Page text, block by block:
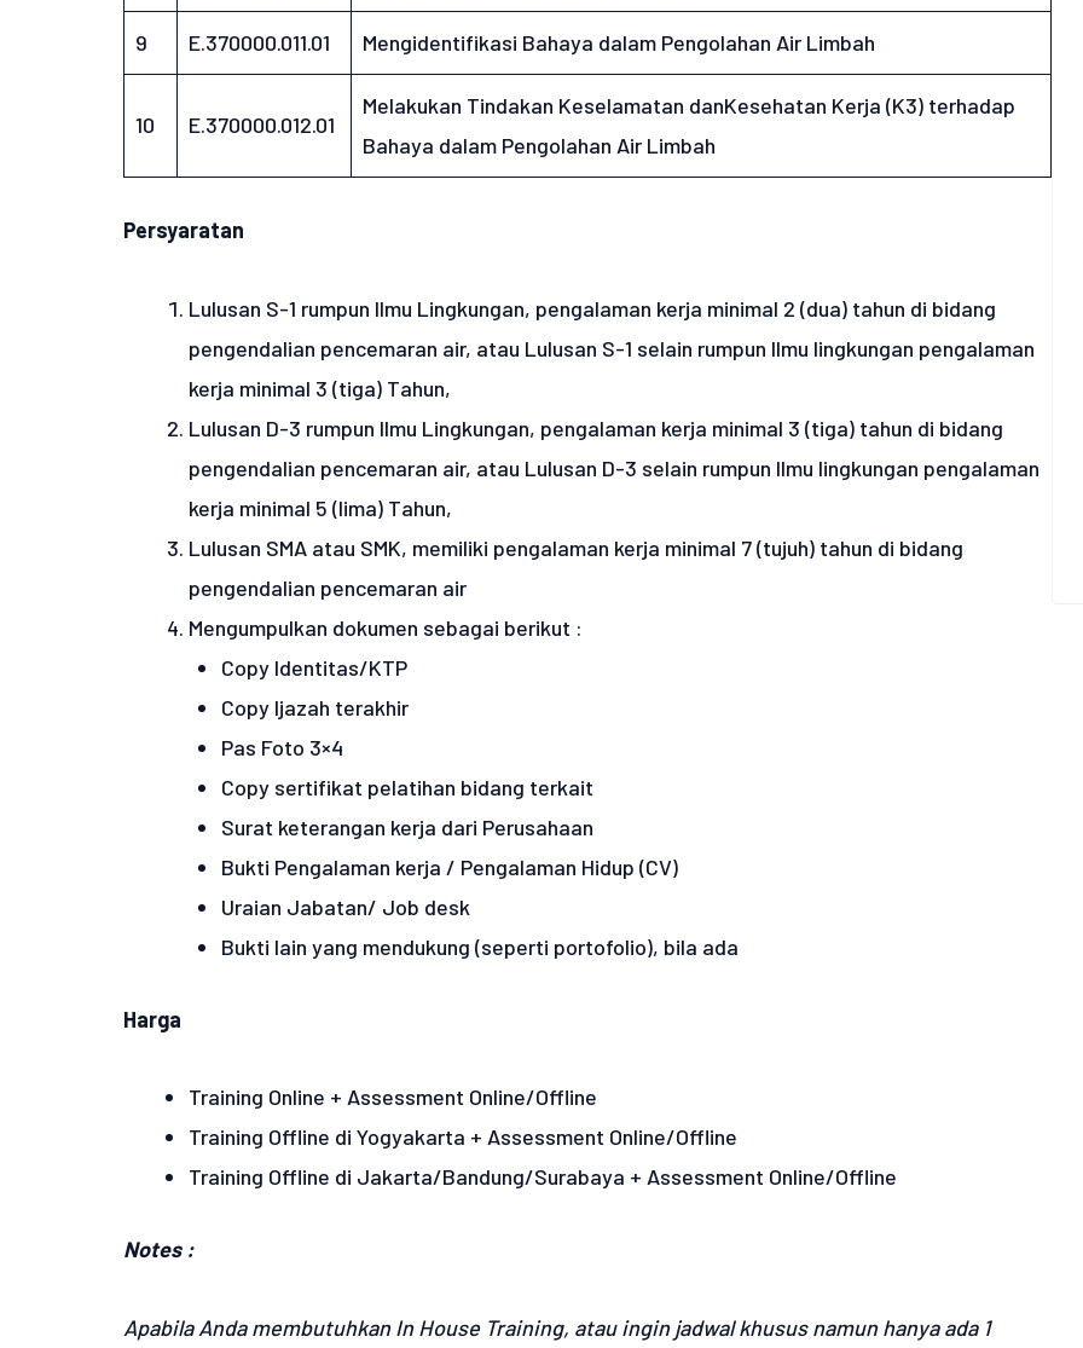
9 E.370000.011.01 Mengidentifikasi Bahaya dalam Pengolahan Air Limbah
10 E.370000.012.01
Melakukan Tindakan Keselamatan danKesehatan Kerja (K3) terhadap
Bahaya dalam Pengolahan Air Limbah
Persyaratan
Lulusan S-1 rumpun Ilmu Lingkungan, pengalaman kerja minimal 2 (dua) tahun di bidang
pengendalian pencemaran air, atau Lulusan S-1 selain rumpun Ilmu lingkungan pengalaman
kerja minimal 3 (tiga) Tahun,
Lulusan D-3 rumpun Ilmu Lingkungan, pengalaman kerja minimal 3 (tiga) tahun di bidang
pengendalian pencemaran air, atau Lulusan D-3 selain rumpun Ilmu lingkungan pengalaman
kerja minimal 5 (lima) Tahun,
Lulusan SMA atau SMK, memiliki pengalaman kerja minimal 7 (tujuh) tahun di bidang
pengendalian pencemaran air
Mengumpulkan dokumen sebagai berikut :
Copy Identitas/KTP
Copy Ijazah terakhir
Pas Foto 3×4
Copy sertifikat pelatihan bidang terkait
Surat keterangan kerja dari Perusahaan
Bukti Pengalaman kerja / Pengalaman Hidup (CV)
Uraian Jabatan/ Job desk
Bukti lain yang mendukung (seperti portofolio), bila ada
Harga
Training Online + Assessment Online/Offline
Training Offline di Yogyakarta + Assessment Online/Offline
Training Offline di Jakarta/Bandung/Surabaya + Assessment Online/Offline
Notes :
Apabila Anda membutuhkan In House Training, atau ingin jadwal khusus namun hanya ada 1